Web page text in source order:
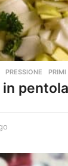
,PRESSIONE ,PRIMI
n